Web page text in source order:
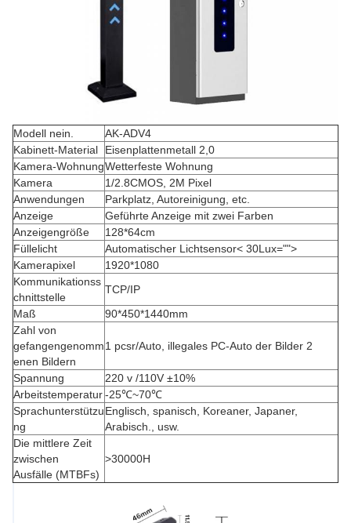
Modell nein.
AK-ADV4
Kabinett-Material
Eisenplattenmetall 2,0
Kamera-WohnungWetterfeste Wohnung
Kamera
1/2.8CMOS, 2M Pixel
Anwendungen
Parkplatz, Autoreinigung, etc.
Anzeige
Geführte Anzeige mit zwei Farben
Anzeigengröße
128*64cm
Füllelicht
Automatischer Lichtsensor< 30Lux="">
Kamerapixel
1920*1080
Kommunikationss
chnittstelle
TCP/IP
Maß
90*450*1440mm
Zahl von
gefangengenomm
enen Bildern
1 pcsr/Auto, illegales PC-Auto der Bilder 2
Spannung
220 v /110V ±10%
Arbeitstemperatur-25℃~70℃
Sprachunterstützu
ng
Englisch, spanisch, Koreaner, Japaner,
Arabisch., usw.
Die mittlere Zeit
zwischen
Ausfälle (MTBFs)
>30000H